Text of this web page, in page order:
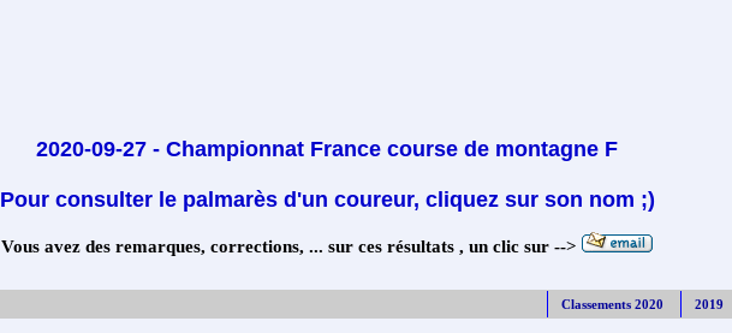
2020-09-27 - Championnat France course de montagne F
Pour consulter le palmarès d'un coureur, cliquez sur son nom ;)
Vous avez des remarques, corrections, ... sur ces résultats , un clic sur -->
Classements 2020 2019